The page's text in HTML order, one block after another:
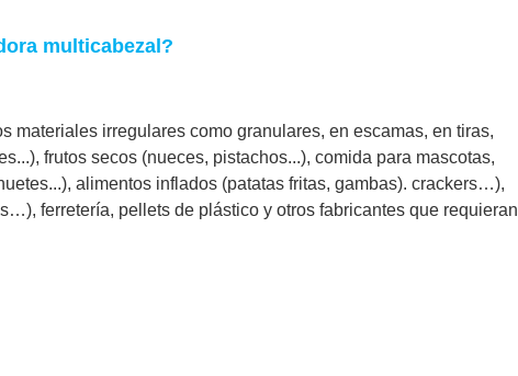
multicabezal?
materiales irregulares como granulares, en escamas, en tiras,
frutos secos (nueces, pistachos...), comida para mascotas,
alimentos inflados (patatas fritas, gambas). crackers…),
ferretería, pellets de plástico y otros fabricantes que requieran